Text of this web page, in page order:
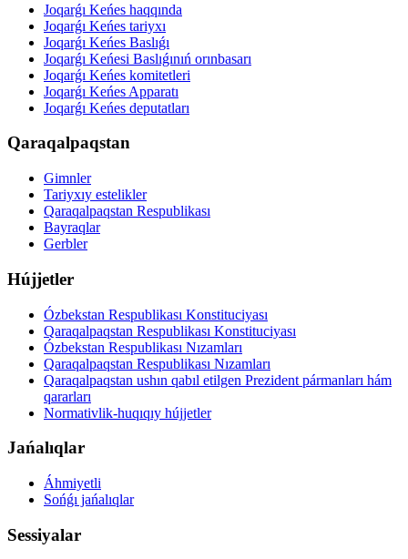
Joqarǵı Keńes haqqında
Joqarǵı Keńes tariyxı
Joqarǵı Keńes Baslıǵı
Joqarǵı Keńesi Baslıǵınıń orınbasarı
Joqarǵı Keńes komitetleri
Joqarǵı Keńes Apparatı
Joqarǵı Keńes deputatları
Qaraqalpaqstan
Gimnler
Tariyxıy estelikler
Qaraqalpaqstan Respublikası
Bayraqlar
Gerbler
Hújjetler
Ózbekstan Respublikası Konstituciyası
Qaraqalpaqstan Respublikası Konstituciyası
Ózbekstan Respublikası Nızamları
Qaraqalpaqstan Respublikası Nızamları
Qaraqalpaqstan ushın qabıl etilgen Prezident pármanları hám
qararları
Normativlik-huqıqıy hújjetler
Jańalıqlar
Áhmiyetli
Sońǵı jańalıqlar
Sessiyalar